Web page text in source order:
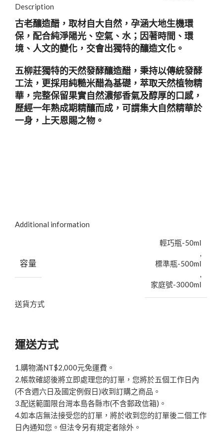
Description
古老釀造醋，取材自大自然，孕涵大地生機環
保，配合純淨陽光、空氣、水；因著時間、環
境、人文的變化，交會出獨特的釀造文化。
五柳莊獨特的天然發酵釀造醋，秉持以傳統發酵
工法，更採用純糙米醋為基礎，萃取天然植物精
華，完整保留果實自然濃郁香氣及醇厚的口感，
歷經一年熟成期精釀而成，可謂集大自然精華於
一身，上天恩賜之物。
Additional information
容量
輕巧瓶-50ml
,
標準瓶-500ml
,
家庭號-3000ml
送貨方式
運送方式
1.購物滿NT$2,000元免運費。
2.帳款確認後將立即處理您的訂單，您將於五個工作日內
(不含週六日及國定例假日)收到訂購之商品。
3.配送範圍限台灣本島各縣市(不含郵政信箱)。
4.如本店無法接受您的訂單，將於收到您的訂單後二個工作
日內通知您。但法令另有規定者除外。